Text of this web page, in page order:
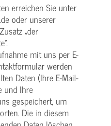
erreichen Sie unter
oder unserer
„der
mit uns per E-
werden
Daten (Ihre E-Mail-
und Ihre
gespeichert, um
Die in diesem